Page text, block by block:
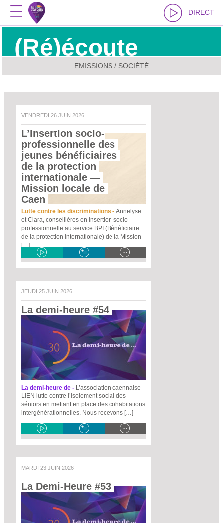
DIRECT
(Ré)écoute
EMISSIONS / SOCIÉTÉ
VENDREDI 26 JUIN 2026
L’insertion socio-
professionnelle des
jeunes bénéficiaires
de la protection
internationale —
Mission locale de
Caen
Lutte contre les discriminations - Annelyse
et Clara, conseillères en insertion socio-
professionnelle au service BPI (Bénéficiaire
de la protection internationale) de la Mission
[…]
JEUDI 25 JUIN 2026
La demi-heure #54
La demi-heure de - L’association caennaise
LIEN lutte contre l’isolement social des
séniors en mettant en place des cohabitations
intergénérationnelles. Nous recevons […]
MARDI 23 JUIN 2026
La Demi-Heure #53